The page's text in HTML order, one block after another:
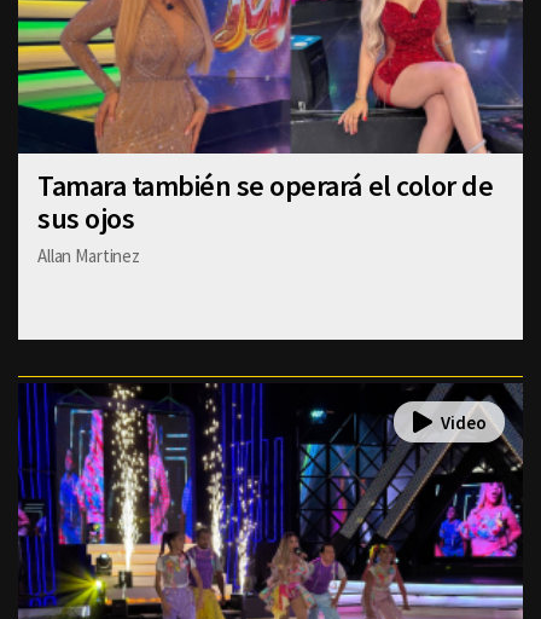
Tamara también se operará el color de
sus ojos
Allan Martinez